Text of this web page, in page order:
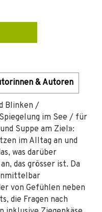
& Autoren
Blinken /
im See / für
Suppe am Ziel»:
im Alltag an und
was darüber
das grösser ist. Da
von Gefühlen neben
die Fragen nach